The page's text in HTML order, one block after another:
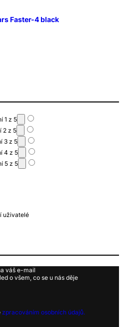
Faster-4 black
1 z 5
2 z 5
3 z 5
4 z 5
5 z 5
uživatelé
váš e-mail
o všem, co se u nás děje
zpracováním osobních údajů.